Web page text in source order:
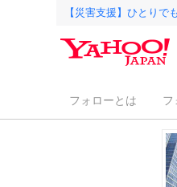
【災害支援】ひとりで
フォローとは フ